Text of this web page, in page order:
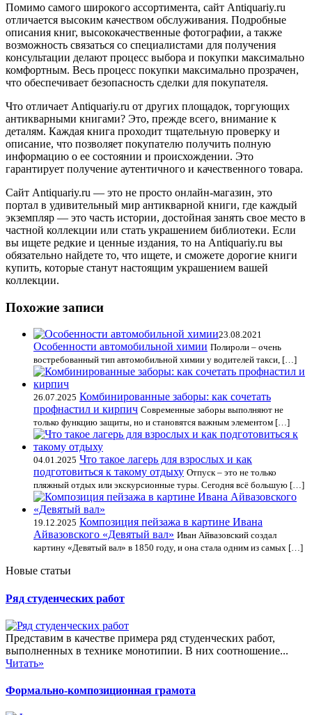
Помимо самого широкого ассортимента, сайт Antiquariy.ru
отличается высоким качеством обслуживания. Подробные
описания книг, высококачественные фотографии, а также
возможность связаться со специалистами для получения
консультации делают процесс выбора и покупки максимально
комфортным. Весь процесс покупки максимально прозрачен,
что обеспечивает безопасность сделки для покупателя.
Что отличает Antiquariy.ru от других площадок, торгующих
антикварными книгами? Это, прежде всего, внимание к
деталям. Каждая книга проходит тщательную проверку и
описание, что позволяет покупателю получить полную
информацию о ее состоянии и происхождении. Это
гарантирует получение аутентичного и качественного товара.
Сайт Antiquariy.ru — это не просто онлайн-магазин, это
портал в удивительный мир антикварной книги, где каждый
экземпляр — это часть истории, достойная занять свое место в
частной коллекции или стать украшением библиотеки. Если
вы ищете редкие и ценные издания, то на Antiquariy.ru вы
обязательно найдете то, что ищете, и сможете дорогие книги
купить, которые станут настоящим украшением вашей
коллекции.
Похожие записи
23.08.2021
Особенности автомобильной химии Полироли – очень
востребованный тип автомобильной химии у водителей такси, […]
26.07.2025 Комбинированные заборы: как сочетать
профнастил и кирпич Современные заборы выполняют не
только функцию защиты, но и становятся важным элементом […]
04.01.2025 Что такое лагерь для взрослых и как
подготовиться к такому отдыху Отпуск – это не только
пляжный отдых или экскурсионные туры. Сегодня всё большую […]
19.12.2025 Композиция пейзажа в картине Ивана
Айвазовского «Девятый вал» Иван Айвазовский создал
картину «Девятый вал» в 1850 году, и она стала одним из самых […]
Новые статьи
Ряд студенческих работ
Представим в качестве примера ряд студенческих работ,
выполненных в технике монотипии. В них соотношение...
Читать»
Формально-композиционная грамота